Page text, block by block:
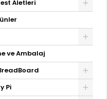
Aletleri
ve Ambalaj
Pi